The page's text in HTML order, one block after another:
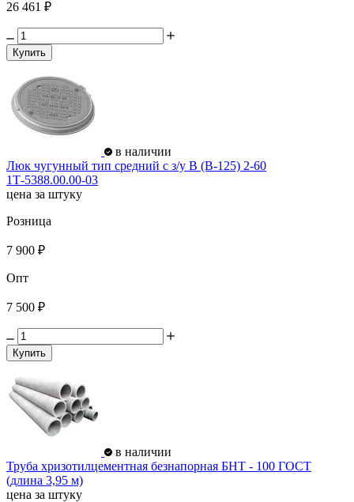
26 461 ₽
Купить
в наличии
Люк чугунный тип средний с з/у В (В-125) 2-60
1Т-5388.00.00-03
цена за штуку
Розница
7 900 ₽
Опт
7 500 ₽
Купить
в наличии
Труба хризотилцементная безнапорная БНТ - 100 ГОСТ
(длина 3,95 м)
цена за штуку